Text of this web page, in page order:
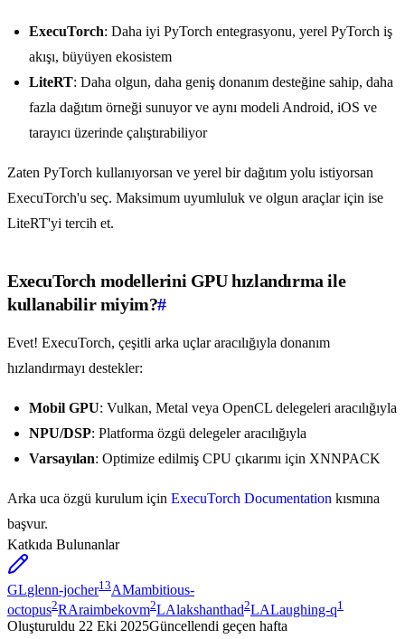
ExecuTorch: Daha iyi PyTorch entegrasyonu, yerel PyTorch iş
akışı, büyüyen ekosistem
LiteRT: Daha olgun, daha geniş donanım desteğine sahip, daha
fazla dağıtım örneği sunuyor ve aynı modeli Android, iOS ve
tarayıcı üzerinde çalıştırabiliyor
Zaten PyTorch kullanıyorsan ve yerel bir dağıtım yolu istiyorsan
ExecuTorch'u seç. Maksimum uyumluluk ve olgun araçlar için ise
LiteRT'yi tercih et.
ExecuTorch modellerini GPU hızlandırma ile
kullanabilir miyim?#
Evet! ExecuTorch, çeşitli arka uçlar aracılığıyla donanım
hızlandırmayı destekler:
Mobil GPU: Vulkan, Metal veya OpenCL delegeleri aracılığıyla
NPU/DSP: Platforma özgü delegeler aracılığıyla
Varsayılan: Optimize edilmiş CPU çıkarımı için XNNPACK
Arka uca özgü kurulum için ExecuTorch Documentation kısmına
başvur.
Katkıda Bulunanlar
GLglenn-jocher13AMambitious-
octopus2RAraimbekovm2LAlakshanthad2LALaughing-q1
Oluşturuldu 22 Eki 2025Güncellendi geçen hafta